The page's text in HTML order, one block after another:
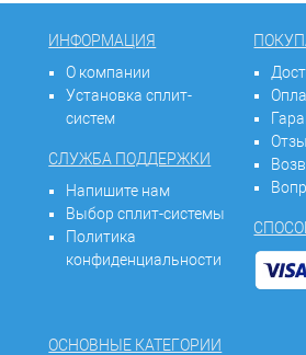
ИНФОРМАЦИЯ
О компании
Установка сплит-
систем
СЛУЖБА ПОДДЕРЖКИ
Напишите нам
Выбор сплит-системы
Политика
конфиденциальности
ОСНОВНЫЕ КАТЕГОРИИ